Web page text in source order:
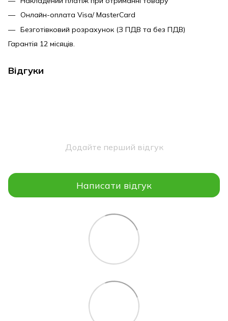
Онлайн-оплата Visa/ MasterCard
Безготівковий розрахунок (З ПДВ та без ПДВ)
Гарантія 12 місяців.
Відгуки
Додайте перший відгук
Написати відгук